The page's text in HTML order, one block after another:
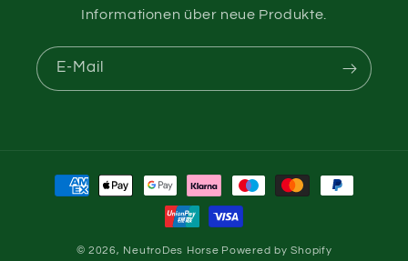
Informationen über neue Produkte.
E-Mail
Zahlungsmethoden
© 2026, NeutroDes Horse Powered by Shopify